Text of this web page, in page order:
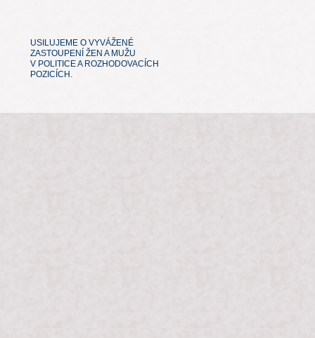
USILUJEME O VYVÁŽENÉ
ZASTOUPENÍ ŽEN A MUŽU
V POLITICE A ROZHODOVACÍCH
POZICÍCH.